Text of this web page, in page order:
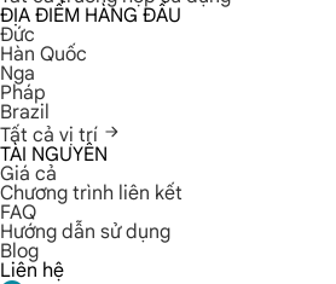
ĐỊA ĐIỂM HÀNG ĐẦU
Đức
Hàn Quốc
Nga
Pháp
Brazil
Tất cả vị trí
TÀI NGUYÊN
Giá cả
Chương trình liên kết
FAQ
Hướng dẫn sử dụng
Blog
Liên hệ